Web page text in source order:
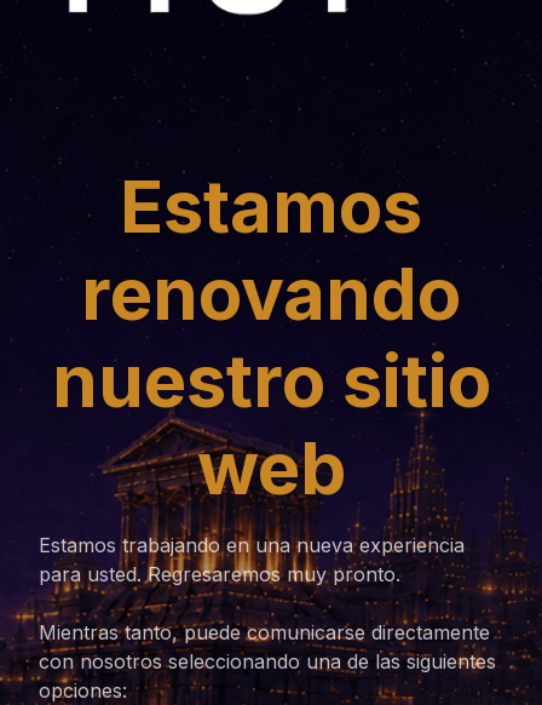
Estamos
renovando
nuestro sitio
web
Estamos trabajando en una nueva experiencia
para usted. Regresaremos muy pronto.
Mientras tanto, puede comunicarse directamente
con nosotros seleccionando una de las siguientes
opciones: